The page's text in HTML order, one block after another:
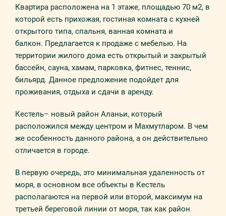
Квартира расположена на 1 этаже, площадью 70 м2, в
которой есть прихожая, гостиная комната с кухней
открытого типа, спальня, ванная комната и
балкон. Предлагается к продаже с мебелью. На
территории жилого дома есть открытый и закрытый
бассейн, сауна, хамам, парковка, фитнес, теннис,
бильярд. Данное предложение подойдет для
проживания, отдыха и сдачи в аренду.
Кестель– новый район Аланьи, который
расположился между центром и Махмутларом. В чем
же особенность данного района, а он действительно
отличается в городе.
В первую очередь, это минимальная удаленность от
моря, в основном все объекты в Кестель
располагаются на первой или второй, максимум на
третьей береговой линии от моря, так как район